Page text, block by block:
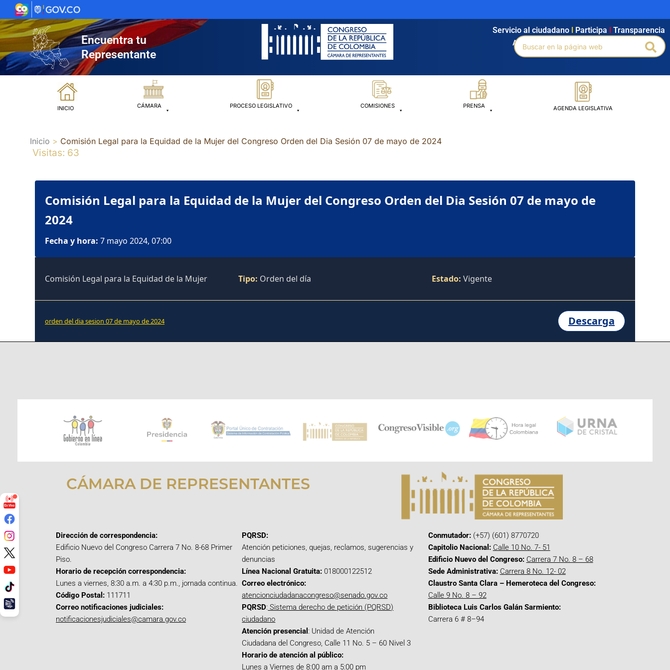
al
contenido
Encuentra tu
Representante
Agendamiento Intranet Búsqueda avanzada
Servicio al ciudadano Participa Transparencia
Buscar
por:
INICIO CÁMARA PROCESO LEGISLATIVO COMISIONES PRENSA AGENDA LEGISLATIVA
Inicio Comisión Legal para la Equidad de la Mujer del Congreso Orden del Dia Sesión 07 de mayo de 2024
Visitas: 63
Comisión Legal para la Equidad de la Mujer del Congreso Orden del Dia Sesión 07 de mayo de
2024
Fecha y hora: 7 mayo 2024, 07:00
Comisión Legal para la Equidad de la Mujer Tipo: Orden del día Estado: Vigente
orden del dia sesion 07 de mayo de 2024 Descarga
CÁMARA DE REPRESENTANTES
Dirección de correspondencia:
Edificio Nuevo del Congreso Carrera 7 No. 8-68 Primer
Piso.
Horario de recepción correspondencia:
Lunes a viernes, 8:30 a.m. a 4:30 p.m., jornada continua.
Código Postal: 111711
Correo notificaciones judiciales:
notificacionesjudiciales@camara.gov.co
PQRSD:
Atención peticiones, quejas, reclamos, sugerencias y
denuncias
Línea Nacional Gratuita: 018000122512
Correo electrónico:
atencionciudadanacongreso@senado.gov.co
PQRSD: Sistema derecho de petición (PQRSD)
ciudadano
Atención presencial : Unidad de Atención
Ciudadana del Congreso, Calle 11 No. 5 – 60 Nivel 3
Horario de atención al público:
Lunes a Viernes de 8:00 am a 5:00 pm
Conmutador:(+57) (601) 8770720
Capitolio Nacional: Calle 10 No. 7- 51
Edificio Nuevo del Congreso: Carrera 7 No. 8 – 68
Sede Administrativa: Carrera 8 No. 12- 02
Claustro Santa Clara – Hemeroteca del Congreso:
Calle 9 No. 8 – 92
Biblioteca Luis Carlos Galán Sarmiento:
Carrera 6 # 8–94